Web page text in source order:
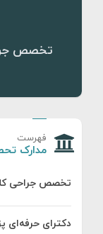
تخصص
فهرست
مدارک
تخصص جراحی
دکترای حرفه‌ای